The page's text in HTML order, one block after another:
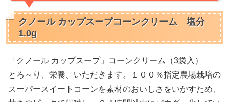
クノール カップスープコーンクリーム 塩分
1.0g
「クノール カップスープ」コーンクリーム（3袋入）
とろ～り、栄養、いただきます。１００％指定農場栽培の
スーパースイートコーンを素材のおいしさをいかすため、